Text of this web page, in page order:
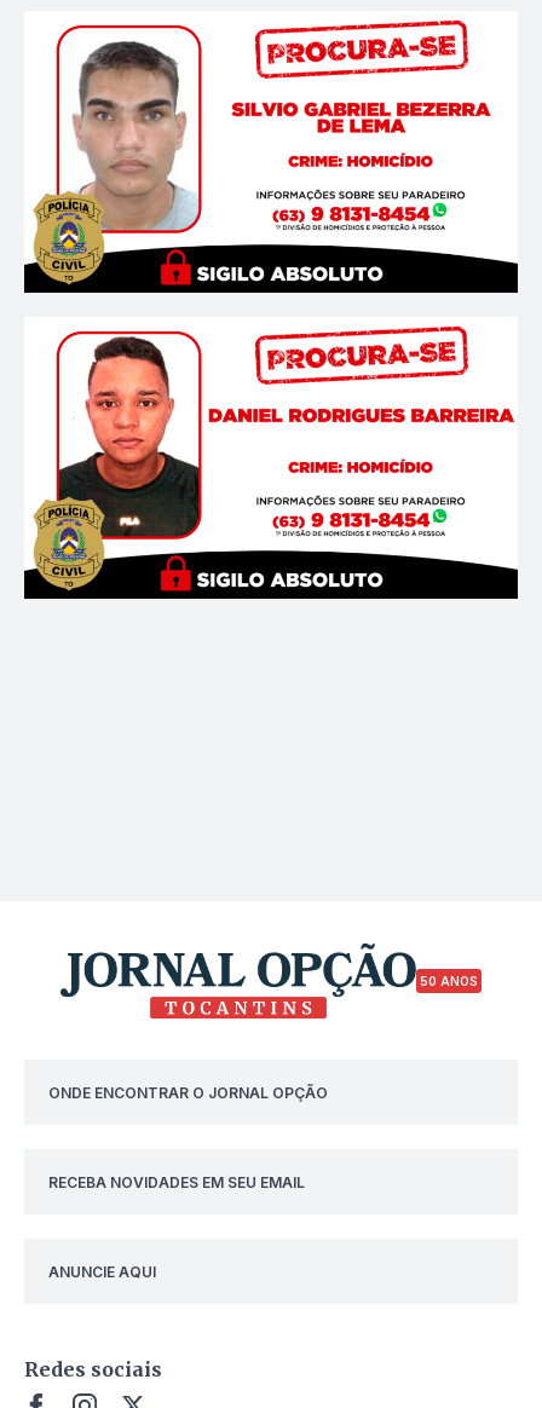
50 ANOS
ONDE ENCONTRAR O JORNAL OPÇÃO
RECEBA NOVIDADES EM SEU EMAIL
ANUNCIE AQUI
Redes sociais